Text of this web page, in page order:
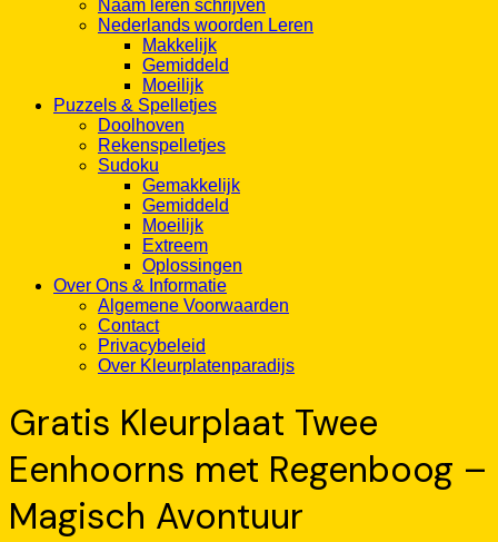
Naam leren schrijven
Nederlands woorden Leren
Makkelijk
Gemiddeld
Moeilijk
Puzzels & Spelletjes
Doolhoven
Rekenspelletjes
Sudoku
Gemakkelijk
Gemiddeld
Moeilijk
Extreem
Oplossingen
Over Ons & Informatie
Algemene Voorwaarden
Contact
Privacybeleid
Over Kleurplatenparadijs
Gratis Kleurplaat Twee
Eenhoorns met Regenboog –
Magisch Avontuur